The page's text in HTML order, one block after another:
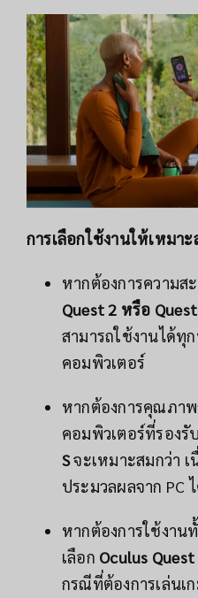
การเลือกใช้งานให้เหมา
หากต้องการความส
Quest 2 หรือ
สามารถใช้งานได้ทุ
คอมพิวเตอร์
หากต้องการคุณภา
คอมพิวเตอร์ที่รองรั
Sจะเหมาะสมกว่า เ
ประมวลผลจาก PC
หากต้องการใช้งาน
เลือก Oculus Quest
กรณีที่ต้องการเล่นเก